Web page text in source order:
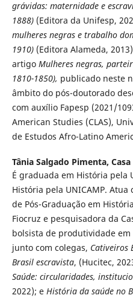
grávidas: maternidade e
1888)(Editora da Unifesp,
mulheres negras e trabalho
1910)(Editora Alameda,
artigo Mulheres negras,
1810-1850), publicado neste
âmbito do pós-doutorado
com auxílio Fapesp (2021/
American Studies (CLAS),
de Estudos Afro-Latino
Tânia Salgado Pimenta,
É graduada em História pela
História pela UNICAMP.
de Pós-Graduação em
Fiocruz e pesquisadora da
bolsista de produtividade
junto com colegas, Cativeiros
Brasil escravista, (Hucitec,
Saúde: circularidades,
2022); e História da saúde no